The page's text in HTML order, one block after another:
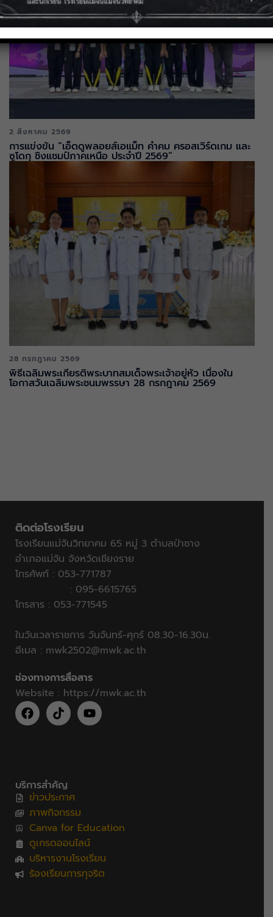
2 สิงหาคม 2569
การแข่งขัน “เอ็ดดูพลอยส์เอแม็ท คำคม ครอสเวิร์ดเกม และ
ซูโดกุ ชิงแชมป์ภาคเหนือ ประจำปี 2569“
28 กรกฎาคม 2569
พิธีเฉลิมพระเกียรติพระบาทสมเด็จพระเจ้าอยู่หัว เนื่องใน
โอกาสวันเฉลิมพระชนมพรรษา 28 กรกฎาคม 2569
ติดต่อโรงเรียน
โรงเรียนแม่จันวิทยาคม 65 หมู่ 3 ตำบลป่าซาง
อำเภอแม่จัน จังหวัดเชียงราย
โทรศัพท์ : 053-771787
: 095-6615765
โทรสาร : 053-771545
ในวันเวลาราชการ วันจันทร์-ศุกร์ 08.30-16.30น.
อีเมล : mwk2502@mwk.ac.th
ช่องทางการสื่อสาร
Website : https://mwk.ac.th
บริการสำคัญ
ข่าวประกาศ
ภาพกิจกรรม
Canva for Education
ดูเกรดออนไลน์
บริหารงานโรงเรียน
ร้องเรียนการทุจริต